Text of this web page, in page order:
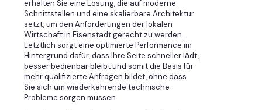
erhalten Sie eine Lösung, die auf moderne
Schnittstellen und eine skalierbare Architektur
setzt, um den Anforderungen der lokalen
Wirtschaft in Eisenstadt gerecht zu werden.
Letztlich sorgt eine optimierte Performance im
Hintergrund dafür, dass Ihre Seite schneller lädt,
besser bedienbar bleibt und somit die Basis für
mehr qualifizierte Anfragen bildet, ohne dass
Sie sich um wiederkehrende technische
Probleme sorgen müssen.